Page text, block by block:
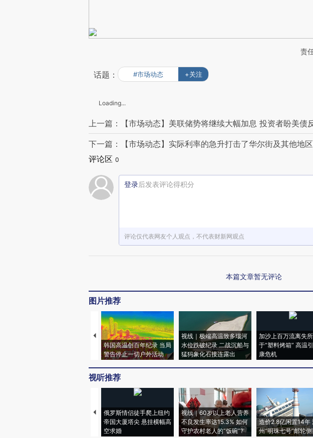
责
话题： #市场动态 +关注
Loading...
上一篇：【市场动态】美联储势将继续大幅加息 投资者盼美债
下一篇：【市场动态】实际利率的急升打击了华尔街及其他地
评论区 0
登录后发表评论得积分
评论仅代表网友个人观点，不代表财新网观点
本篇文章暂无评论
图片推荐
韩国高温创百年纪录 当局
警告停止一切户外活动
视线｜极端高温致多瑙河
水位跌破纪录 二战沉船与
猛犸象化石接连露出
加沙上百万流离失
于“塑料烤箱” 高温
康危机
视听推荐
俄罗斯情侣徒手爬上纽约
帝国大厦塔尖 悬挂横幅高
空求婚
视线｜60岁以上老人营养
不良发生率达15.3% 如何
守护农村老人的“饭碗”?
造价2.8亿闲置14年
州“明珠七号”邮轮